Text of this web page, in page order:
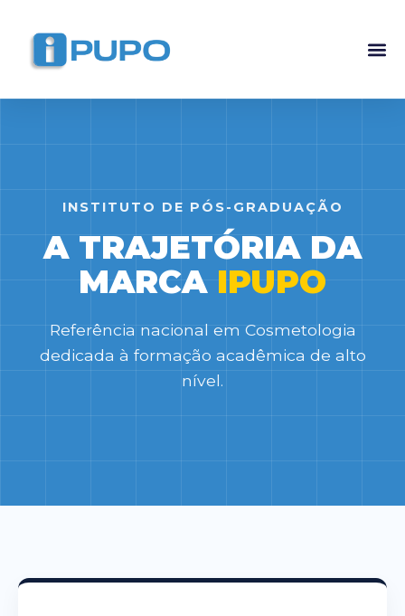
INSTITUTO DE PÓS-GRADUAÇÃO
A TRAJETÓRIA DA
MARCAIPUPO
Referência nacional em Cosmetologia
dedicada à formação acadêmica de alto
nível.